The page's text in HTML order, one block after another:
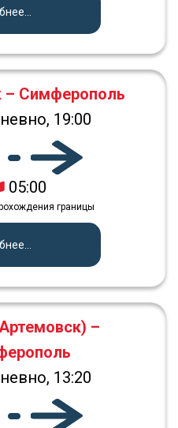
– Симферополь
19:00
05:00
границы
–
13:20